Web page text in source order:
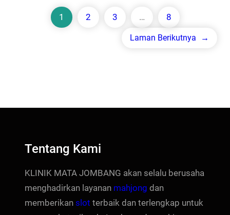
1 2 3 … 8
Laman Berikutnya →
Tentang Kami
KLINIK MATA JOMBANG akan selalu berusaha
menghadirkan layanan mahjong dan
memberikan slot terbaik dan terlengkap untuk